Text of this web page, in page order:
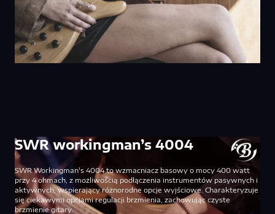
SWR workingman’s 4004
SWR Workingman's 4004 to wzmacniacz basowy o mocy 400 watt
przy 4 ohmach, z możliwością podłączenia instrumentów pasywnych i
aktywnych, wspierający różnorodne opcje wyjściowe. Charakteryzuje
się ciekawymi opcjami regulacji brzmienia, zachowując czyste
brzmienie gitary.